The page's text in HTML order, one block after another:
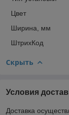
Цвет
Ширина, мм
ШтрихКод
Скрыть
Условия
Доставка